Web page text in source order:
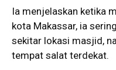
Ia menjelaskan ketika
kota Makassar, ia
sekitar lokasi masjid,
tempat salat terdekat.